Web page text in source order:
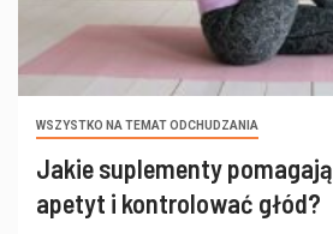
WSZYSTKO NA TEMAT ODCHUDZANIA
Jakie suplementy
apetyt i kontrolować głód?